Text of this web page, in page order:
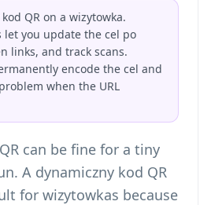
QR on a wizytowka.
let you update the cel po
links, and track scans.
encode the cel and
when the URL
can be fine for a tiny
A dynamiczny kod QR
for wizytowkas because